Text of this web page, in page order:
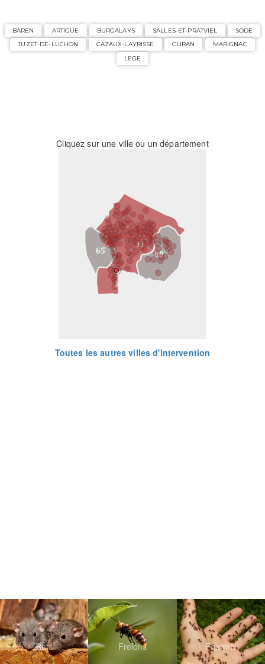
BAREN ARTIGUE BURGALAYS SALLES-ET-PRATVIEL
SODE
JUZET-DE-LUCHON
CAZAUX-LAYRISSE GURAN
MARIGNAC
LEGE
Cliquez sur une ville ou un département
31
09
65
Toutes les autres villes d'intervention
Rats Frelons Fourmis